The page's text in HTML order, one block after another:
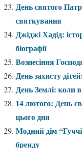
День святого
святкування
Джіджі Хадід:
біографії
Вознесіння
День захисту
День Землі: коли
14 лютого: День
цього дня
Модний дім
бренду